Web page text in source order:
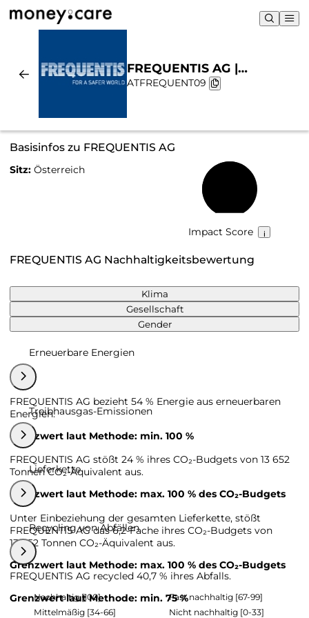
FREQUENTIS AG |
Nachhaltigkeit & Chart
ATFREQUENT09
Basisinfos zu FREQUENTIS AG
Sitz: Österreich
Impact Score
FREQUENTIS AG Nachhaltigkeitsbewertung
Klima
Gesellschaft
Gender
Erneuerbare Energien
FREQUENTIS AG bezieht 54 % Energie aus erneuerbaren
Energien.
Grenzwert laut Methode: min. 100 %
Treibhausgas-Emissionen
FREQUENTIS AG stößt 24 % ihres CO₂-Budgets von 13 652
Tonnen CO₂-Äquivalent aus.
Grenzwert laut Methode: max. 100 % des CO₂-Budgets
Lieferkette
Unter Einbeziehung der gesamten Lieferkette, stößt
FREQUENTIS AG das 6,2-Fache ihres CO₂-Budgets von
13 652 Tonnen CO₂-Äquivalent aus.
Grenzwert laut Methode: max. 100 % des CO₂-Budgets
Recycling von Abfällen
FREQUENTIS AG recycled 40,7 % ihres Abfalls.
Grenzwert laut Methode: min. 75 %
Nachhaltig [100]
Fast nachhaltig [67-99]
Mittelmäßig [34-66]
Nicht nachhaltig [0-33]